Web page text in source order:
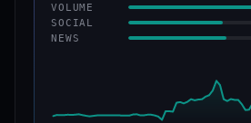
VOLUME
SOCIAL
NEWS